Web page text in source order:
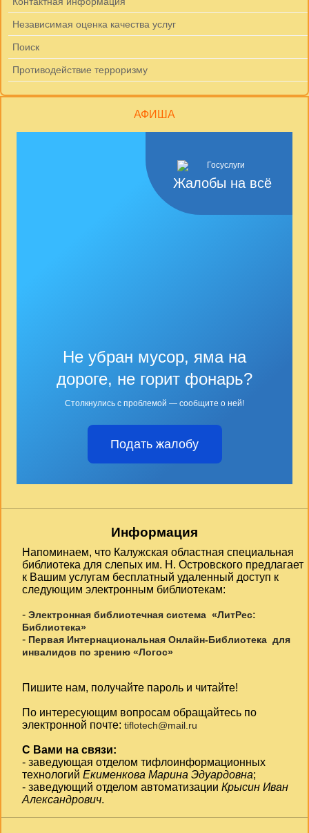
Независимая оценка качества услуг
Поиск
Противодействие терроризму
АФИША
Жалобы на всё
Не убран мусор, яма на
дороге, не горит фонарь?
Столкнулись с проблемой — сообщите о ней!
Подать жалобу
Информация
Напоминаем, что Калужская областная специальная
библиотека для слепых им. Н. Островского предлагает
к Вашим услугам бесплатный удаленный доступ к
следующим электронным библиотекам:
- Электронная библиотечная система «ЛитРес:
Библиотека»
- Первая Интернациональная Онлайн-Библиотека для
инвалидов по зрению «Логос»
Пишите нам, получайте пароль и читайте!
По интересующим вопросам обращайтесь по
электронной почте: tiflotech@mail.ru
С Вами на связи:
- заведующая отделом тифлоинформационных
технологий Екименкова Марина Эдуардовна;
- заведующий отделом автоматизации Крысин Иван
Александрович.